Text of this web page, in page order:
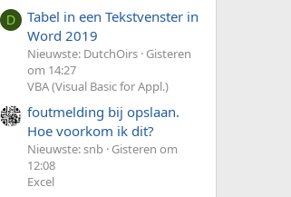
D
Tabel in een Tekstvenster in
Word 2019
Nieuwste: DutchOirs Gisteren
om 14:27
VBA (Visual Basic for Appl.)
foutmelding bij opslaan.
Hoe voorkom ik dit?
Nieuwste: snb Gisteren om
12:08
Excel